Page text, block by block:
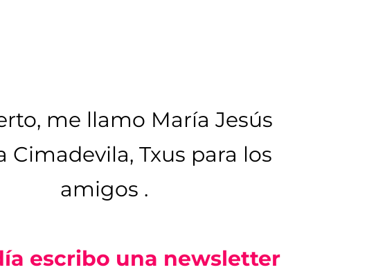
me llamo María Jesús
Cimadevila, Txus para los
amigos .
escribo una newsletter